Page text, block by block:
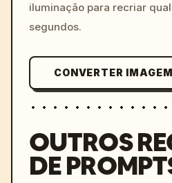
iluminação para recriar
segundos.
CONVERTER
OUTROS
DE